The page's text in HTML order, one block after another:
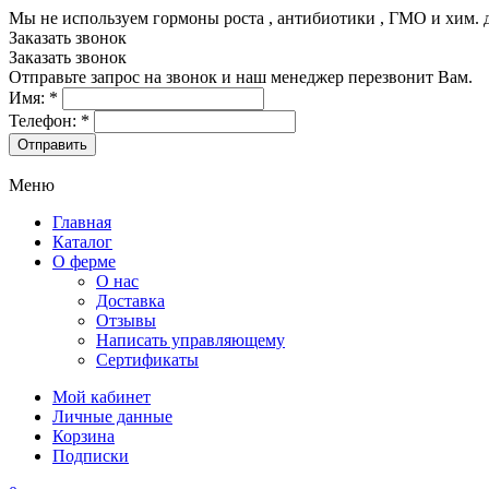
Мы не используем гормоны роста , антибиотики , ГМО и хим.
Заказать звонок
Заказать звонок
Отправьте запрос на звонок и наш менеджер перезвонит Вам.
Имя: *
Телефон: *
Меню
Главная
Каталог
О ферме
О нас
Доставка
Отзывы
Написать управляющему
Сертификаты
Мой кабинет
Личные данные
Корзина
Подписки